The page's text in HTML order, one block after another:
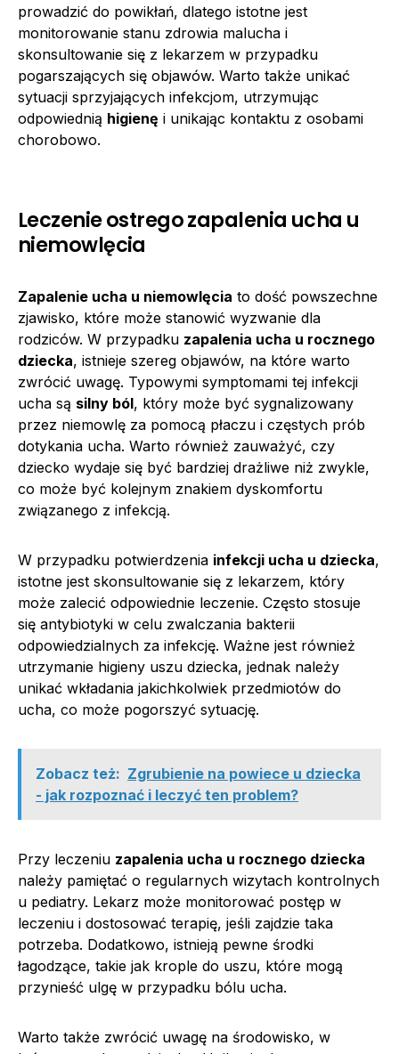
prowadzić do powikłań, dlatego istotne jest
monitorowanie stanu zdrowia malucha i
skonsultowanie się z lekarzem w przypadku
pogarszających się objawów. Warto także unikać
sytuacji sprzyjających infekcjom, utrzymując
odpowiednią higienę i unikając kontaktu z osobami
chorobowo.
Leczenie ostrego zapalenia ucha u
niemowlęcia
Zapalenie ucha u niemowlęcia to dość powszechne
zjawisko, które może stanowić wyzwanie dla
rodziców. W przypadku zapalenia ucha u rocznego
dziecka, istnieje szereg objawów, na które warto
zwrócić uwagę. Typowymi symptomami tej infekcji
ucha są silny ból, który może być sygnalizowany
przez niemowlę za pomocą płaczu i częstych prób
dotykania ucha. Warto również zauważyć, czy
dziecko wydaje się być bardziej drażliwe niż zwykle,
co może być kolejnym znakiem dyskomfortu
związanego z infekcją.
W przypadku potwierdzenia infekcji ucha u dziecka,
istotne jest skonsultowanie się z lekarzem, który
może zalecić odpowiednie leczenie. Często stosuje
się antybiotyki w celu zwalczania bakterii
odpowiedzialnych za infekcję. Ważne jest również
utrzymanie higieny uszu dziecka, jednak należy
unikać wkładania jakichkolwiek przedmiotów do
ucha, co może pogorszyć sytuację.
Zobacz też: Zgrubienie na powiece u dziecka
- jak rozpoznać i leczyć ten problem?
Przy leczeniu zapalenia ucha u rocznego dziecka
należy pamiętać o regularnych wizytach kontrolnych
u pediatry. Lekarz może monitorować postęp w
leczeniu i dostosować terapię, jeśli zajdzie taka
potrzeba. Dodatkowo, istnieją pewne środki
łagodzące, takie jak krople do uszu, które mogą
przynieść ulgę w przypadku bólu ucha.
Warto także zwrócić uwagę na środowisko, w